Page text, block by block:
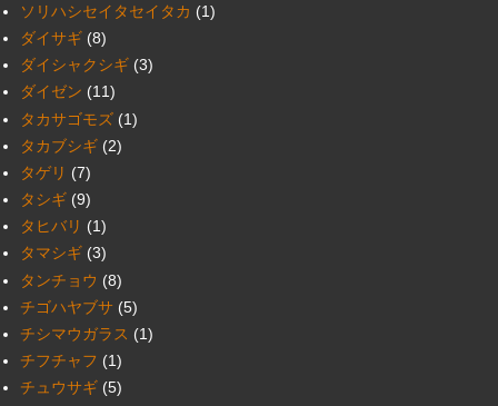
ソリハシセイタセイタカ (1)
ダイサギ (8)
ダイシャクシギ (3)
ダイゼン (11)
タカサゴモズ (1)
タカブシギ (2)
タゲリ (7)
タシギ (9)
タヒバリ (1)
タマシギ (3)
タンチョウ (8)
チゴハヤブサ (5)
チシマウガラス (1)
チフチャフ (1)
チュウサギ (5)